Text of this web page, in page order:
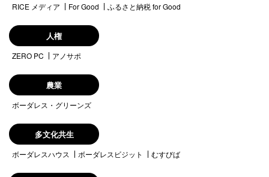
RICE メディア For Good ふるさと納税 for Good
人権
ZERO PC アノサポ
農業
ボーダレス・グリーンズ
多文化共生
ボーダレスハウス ボーダレスビジット むすびば